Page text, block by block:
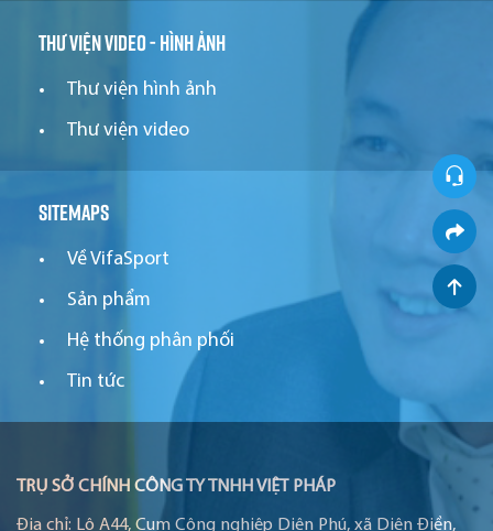
Thư viện video - hình ảnh
Thư viện hình ảnh
Thư viện video
Sitemaps
Về VifaSport
Sản phẩm
Hệ thống phân phối
Tin tức
TRỤ SỞ CHÍNH CÔNG TY TNHH VIỆT PHÁP
Địa chỉ: Lô A44, Cụm Công nghiệp Diên Phú, xã Diên Điền,